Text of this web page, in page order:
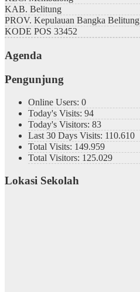
KAB. Belitung
PROV. Kepulauan Bangka Belitung
KODE POS 33452
Agenda
Pengunjung
Online Users: 0
Today's Visits: 94
Today's Visitors: 83
Last 30 Days Visits: 110.610
Total Visits: 149.959
Total Visitors: 125.029
Lokasi Sekolah